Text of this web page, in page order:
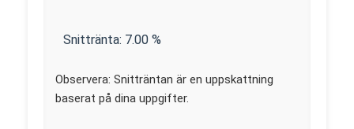
Snittränta: 7.00 %
Observera: Snitträntan är en uppskattning
baserat på dina uppgifter.